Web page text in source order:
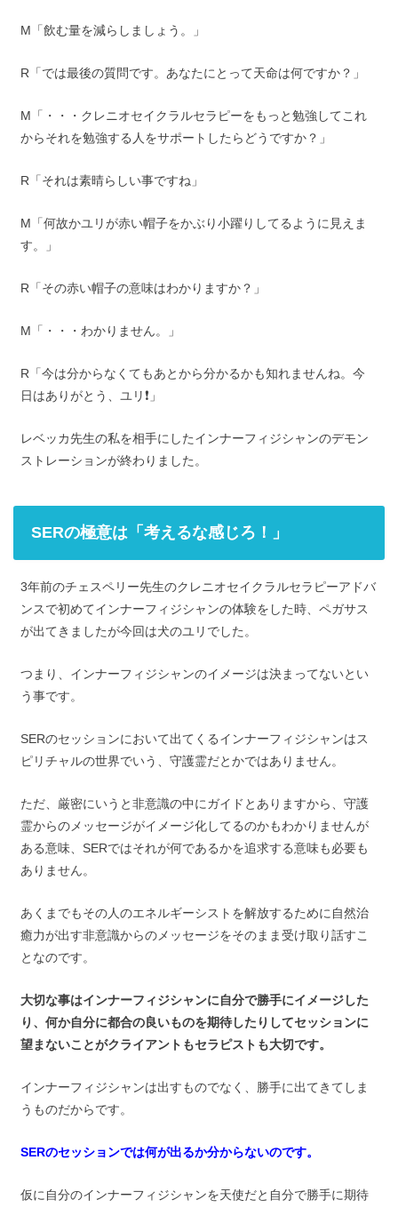
M「飲む量を減らしましょう。」
R「では最後の質問です。あなたにとって天命は何ですか？」
M「・・・クレニオセイクラルセラピーをもっと勉強してこれ
からそれを勉強する人をサポートしたらどうですか？」
R「それは素晴らしい事ですね」
M「何故かユリが赤い帽子をかぶり小躍りしてるように見えま
す。」
R「その赤い帽子の意味はわかりますか？」
M「・・・わかりません。」
R「今は分からなくてもあとから分かるかも知れませんね。今
日はありがとう、ユリ❗️」
レベッカ先生の私を相手にしたインナーフィジシャンのデモン
ストレーションが終わりました。
SERの極意は「考えるな感じろ！」
3年前のチェスペリー先生のクレニオセイクラルセラピーアドバ
ンスで初めてインナーフィジシャンの体験をした時、ペガサス
が出てきましたが今回は犬のユリでした。
つまり、インナーフィジシャンのイメージは決まってないとい
う事です。
SERのセッションにおいて出てくるインナーフィジシャンはス
ピリチャルの世界でいう、守護霊だとかではありません。
ただ、厳密にいうと非意識の中にガイドとありますから、守護
霊からのメッセージがイメージ化してるのかもわかりませんが
ある意味、SERではそれが何であるかを追求する意味も必要も
ありません。
あくまでもその人のエネルギーシストを解放するために自然治
癒力が出す非意識からのメッセージをそのまま受け取り話すこ
となのです。
大切な事はインナーフィジシャンに自分で勝手にイメージした
り、何か自分に都合の良いものを期待したりしてセッションに
望まないことがクライアントもセラピストも大切です。
インナーフィジシャンは出すものでなく、勝手に出てきてしま
うものだからです。
SERのセッションでは何が出るか分からないのです。
仮に自分のインナーフィジシャンを天使だと自分で勝手に期待